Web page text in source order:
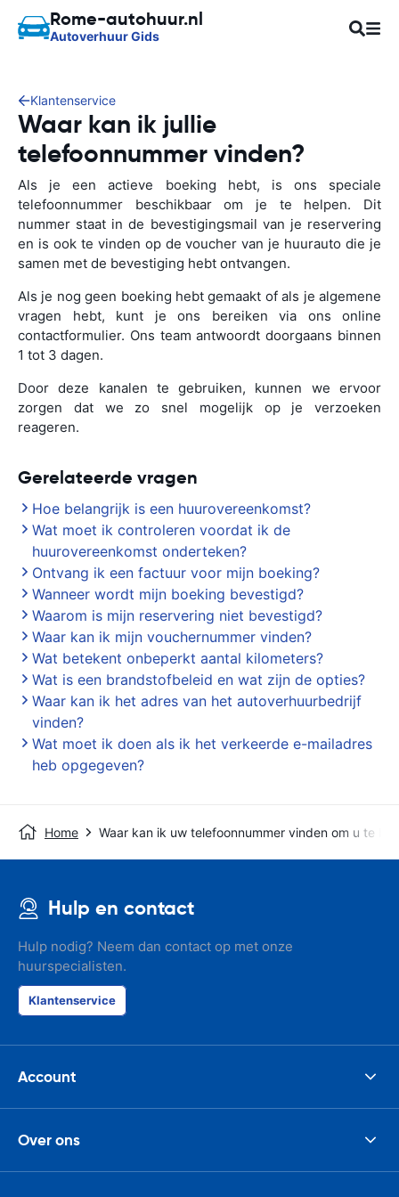
Rome-autohuur.nl
Autoverhuur Gids
Klantenservice
Waar kan ik jullie
telefoonnummer vinden?
Als je een actieve boeking hebt, is ons speciale
telefoonnummer beschikbaar om je te helpen. Dit
nummer staat in de bevestigingsmail van je reservering
en is ook te vinden op de voucher van je huurauto die je
samen met de bevestiging hebt ontvangen.
Als je nog geen boeking hebt gemaakt of als je algemene
vragen hebt, kunt je ons bereiken via ons online
contactformulier. Ons team antwoordt doorgaans binnen
1 tot 3 dagen.
Door deze kanalen te gebruiken, kunnen we ervoor
zorgen dat we zo snel mogelijk op je verzoeken
reageren.
Gerelateerde vragen
Hoe belangrijk is een huurovereenkomst?
Wat moet ik controleren voordat ik de
huurovereenkomst onderteken?
Ontvang ik een factuur voor mijn boeking?
Wanneer wordt mijn boeking bevestigd?
Waarom is mijn reservering niet bevestigd?
Waar kan ik mijn vouchernummer vinden?
Wat betekent onbeperkt aantal kilometers?
Wat is een brandstofbeleid en wat zijn de opties?
Waar kan ik het adres van het autoverhuurbedrijf
vinden?
Wat moet ik doen als ik het verkeerde e-mailadres
heb opgegeven?
Home Waar kan ik uw telefoonnummer vinden om u te
Hulp en contact
Hulp nodig? Neem dan contact op met onze
huurspecialisten.
Klantenservice
Account
Over ons